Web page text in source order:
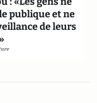
publique et ne
de leurs